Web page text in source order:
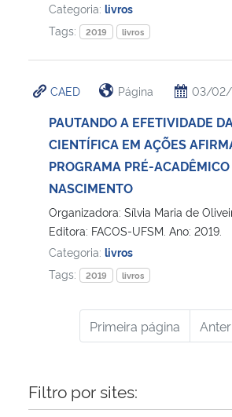
Categoria: livros
Tags:
2019 livros
CAED Página 03/02/
PAUTANDO A EFETIVIDADE
CIENTÍFICA EM AÇÕES
PROGRAMA PRÉ-
NASCIMENTO
Organizadora: Sílvia Maria de
Editora: FACOS-UFSM. Ano: 2019.
Categoria: livros
Tags:
2019 livros
Primeira página
Filtro por sites: